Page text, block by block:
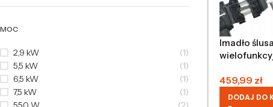
MOC
2,9 kW
(1)
5,5 kW
(1)
6,5 kW
(1)
7,5 kW
(1)
Imadło
459,99 zł
DODAJ DO